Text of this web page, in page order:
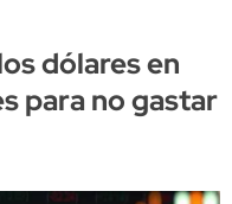
dólares en
para no gastar